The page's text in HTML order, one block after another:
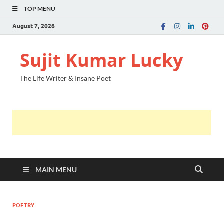
TOP MENU
August 7, 2026
Sujit Kumar Lucky
The Life Writer & Insane Poet
MAIN MENU
POETRY